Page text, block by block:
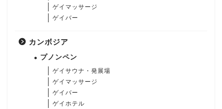
ゲイマッサージ
ゲイバー
カンボジア
プノンペン
ゲイサウナ・発展場
ゲイマッサージ
ゲイバー
ゲイホテル